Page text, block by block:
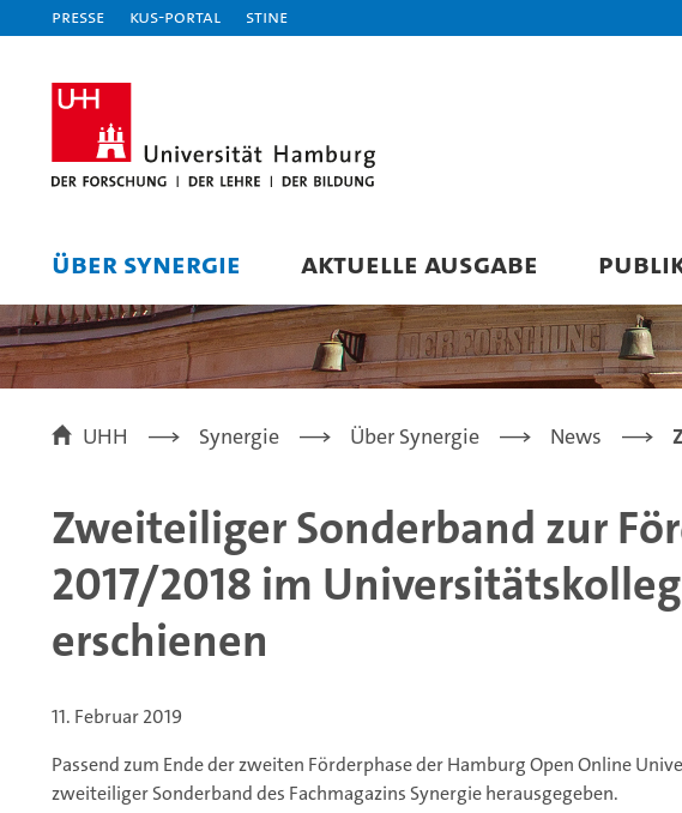
Presse KUS-Portal STiNE
ÜBER SYNERGIE AKTUELLE AUSGABE
UHH Synergie Über Synergie News
Zweiteiliger Sonderband zur
2017/2018 im
erschienen
11. Februar 2019
Passend zum Ende der zweiten Förderphase der Hamburg Open Online
zweiteiliger Sonderband des Fachmagazins Synergie herausgegeben.